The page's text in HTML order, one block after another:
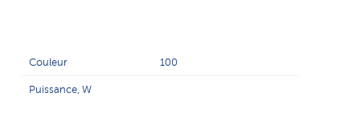
Couleur 100
Puissance, W